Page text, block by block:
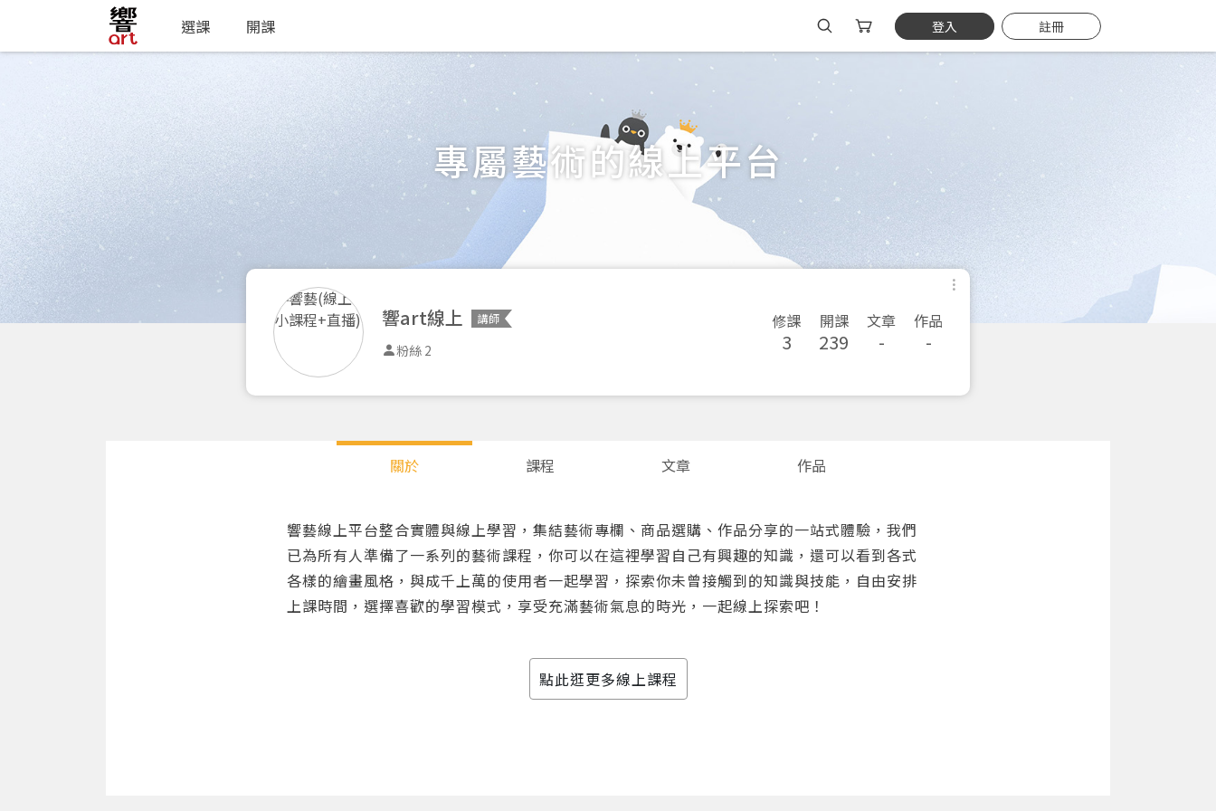
選課 開課 登入 註冊
您將收到一封Email，請依照信件中的指示重新登入。
系統偵測到您的帳號重複登入，
點擊下方「確定」將前一位使用者強制登出。
專屬藝術的線上平台
響art線上 講師
粉絲 2
修課
3
開課
239
文章
-
作品
-
關於 課程 文章 作品
響藝線上平台整合實體與線上學習，集結藝術專欄、商品選購、作品分享的一站式體驗，我們
已為所有人準備了一系列的藝術課程，你可以在這裡學習自己有興趣的知識，還可以看到各式
各樣的繪畫風格，與成千上萬的使用者一起學習，探索你未曾接觸到的知識與技能，自由安排
上課時間，選擇喜歡的學習模式，享受充滿藝術氣息的時光，一起線上探索吧！
點此逛更多線上課程